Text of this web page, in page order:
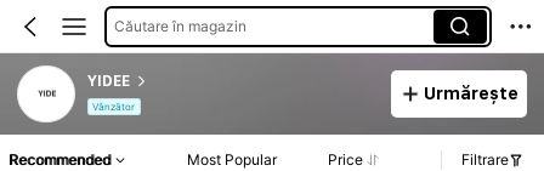
Căutare în magazin
YIDEE
Vânzător
Urmărește
Recommended Most Popular Price Filtrare